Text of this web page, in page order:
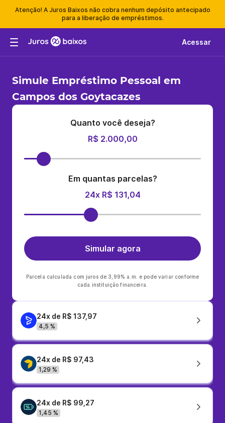
Atenção! A Juros Baixos não cobra nenhum depósito antecipado
para a liberação de empréstimos.
Acessar
Simule Empréstimo Pessoal em
Campos dos Goytacazes
Quanto você deseja?
R$ 2.000,00
Em quantas parcelas?
24x R$ 131,04
Simular agora
Parcela calculada com juros de 3,99% a.m. e pode variar conforme
cada instituição financeira.
24x de R$ 137,97
4,5 %
24x de R$ 97,43
1,29 %
24x de R$ 99,27
1,45 %